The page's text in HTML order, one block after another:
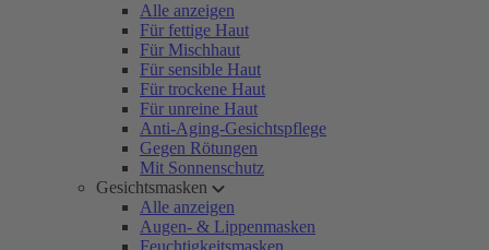
Alle anzeigen
Für fettige Haut
Für Mischhaut
Für sensible Haut
Für trockene Haut
Für unreine Haut
Anti-Aging-Gesichtspflege
Gegen Rötungen
Mit Sonnenschutz
Gesichtsmasken
Alle anzeigen
Augen- & Lippenmasken
Feuchtigkeitsmasken